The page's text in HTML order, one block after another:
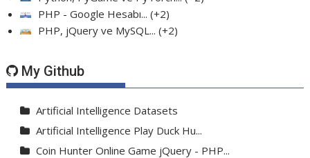
PHP - Google Hesabı... +2
PHP, jQuery ve MySQL... +2
My Github
Artificial Intelligence Datasets
Artificial Intelligence Play Duck Hu...
Coin Hunter Online Game jQuery - PHP...